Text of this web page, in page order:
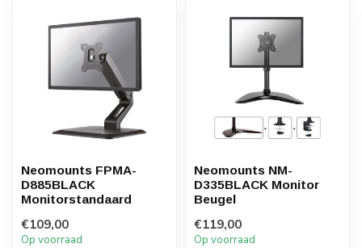
Neomounts FPMA-
D885BLACK
Monitorstandaard
€109,00
Op voorraad
Neomounts NM-
D335BLACK Monitor
Beugel
€119,00
Op voorraad